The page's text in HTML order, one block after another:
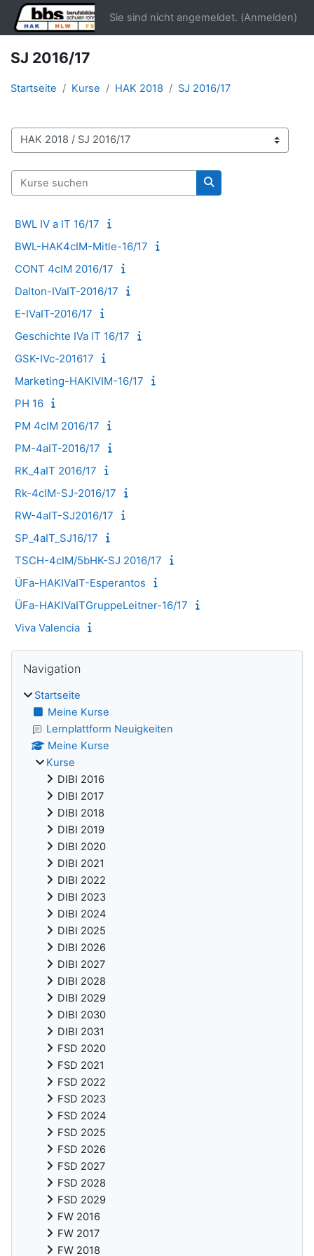
Zum Hauptinhalt
Sie sind nicht angemeldet. (Anmelden)
SJ 2016/17
Startseite Kurse HAK 2018 SJ 2016/17
Kursbereiche
Kurse suchen
Kurse suchen
BWL IV a IT 16/17
BWL-HAK4cIM-Mitle-16/17
CONT 4cIM 2016/17
Dalton-IVaIT-2016/17
E-IVaIT-2016/17
Geschichte IVa IT 16/17
GSK-IVc-201617
Marketing-HAKIVIM-16/17
PH 16
PM 4cIM 2016/17
PM-4aIT-2016/17
RK_4aIT 2016/17
Rk-4cIM-SJ-2016/17
RW-4aIT-SJ2016/17
SP_4aIT_SJ16/17
TSCH-4cIM/5bHK-SJ 2016/17
ÜFa-HAKIVaIT-Esperantos
ÜFa-HAKIVaITGruppeLeitner-16/17
Viva Valencia
Blöcke
Navigation
Startseite
Meine Kurse
Lernplattform Neuigkeiten
Meine Kurse
Kurse
DIBI 2016
DIBI 2017
DIBI 2018
DIBI 2019
DIBI 2020
DIBI 2021
DIBI 2022
DIBI 2023
DIBI 2024
DIBI 2025
DIBI 2026
DIBI 2027
DIBI 2028
DIBI 2029
DIBI 2030
DIBI 2031
FSD 2020
FSD 2021
FSD 2022
FSD 2023
FSD 2024
FSD 2025
FSD 2026
FSD 2027
FSD 2028
FSD 2029
FW 2016
FW 2017
FW 2018